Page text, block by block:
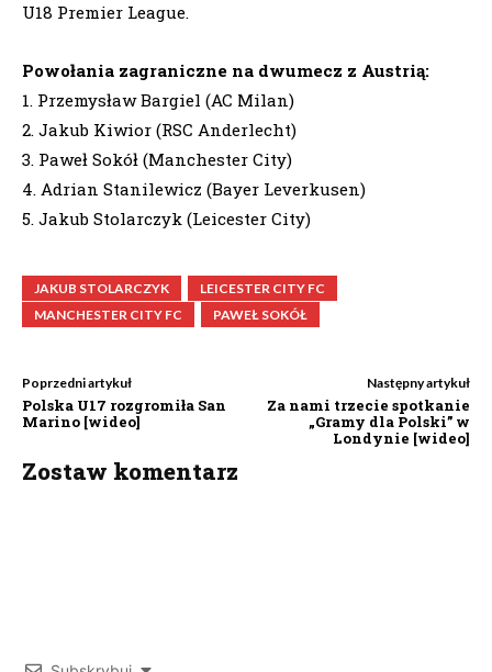
U18 Premier League.
Powołania zagraniczne na dwumecz z Austrią:
1. Przemysław Bargiel (AC Milan)
2. Jakub Kiwior (RSC Anderlecht)
3. Paweł Sokół (Manchester City)
4. Adrian Stanilewicz (Bayer Leverkusen)
5. Jakub Stolarczyk (Leicester City)
JAKUB STOLARCZYK
LEICESTER CITY FC
MANCHESTER CITY FC
PAWEŁ SOKÓŁ
Poprzedni artykuł
Polska U17 rozgromiła San
Marino [wideo]
Następny artykuł
Za nami trzecie spotkanie
„Gramy dla Polski” w
Londynie [wideo]
Zostaw komentarz